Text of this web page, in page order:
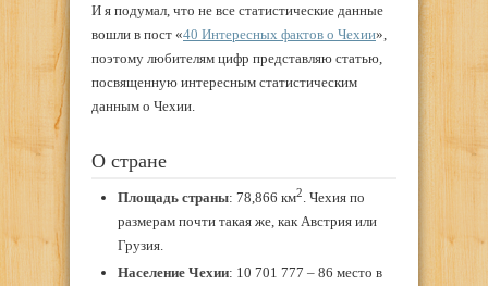
И я подумал, что не все статистические данные
вошли в пост «40 Интересных фактов о Чехии»,
поэтому любителям цифр представляю статью,
посвященную интересным статистическим
данным о Чехии.
О стране
Площадь страны: 78,866 км2. Чехия по
размерам почти такая же, как Австрия или
Грузия.
Население Чехии: 10 701 777 – 86 место в